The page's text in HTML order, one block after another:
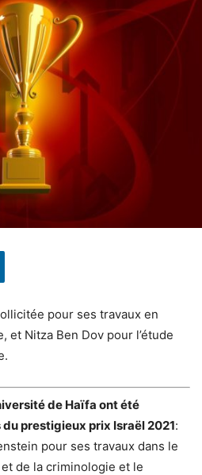
pour ses travaux en
et Nitza Ben Dov pour l’étude
de Haïfa ont été
prestigieux prix Israël 2021:
pour ses travaux dans le
de la criminologie et le